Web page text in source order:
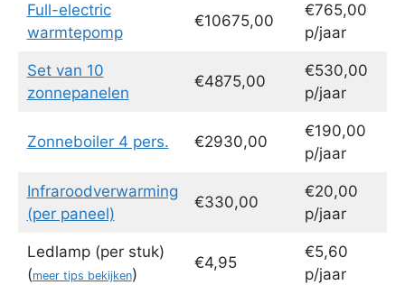
Full-electric
warmtepomp
€10675,00
€765,00
p/jaar
Set van 10
zonnepanelen
€4875,00
€530,00
p/jaar
Zonneboiler 4 pers. €2930,00
€190,00
p/jaar
Infraroodverwarming
(per paneel)
€330,00
€20,00
p/jaar
Ledlamp (per stuk)
(meer tips bekijken)
€4,95
€5,60
p/jaar